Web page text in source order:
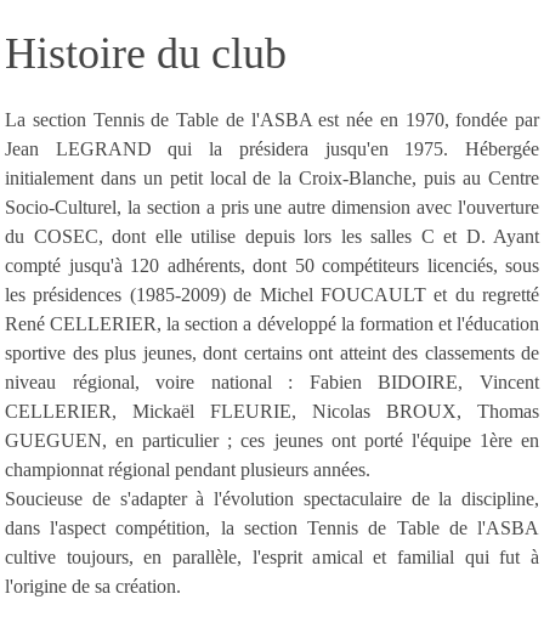
Histoire du club
La section Tennis de Table de l'ASBA est née en 1970, fondée par
Jean LEGRAND qui la présidera jusqu'en 1975. Hébergée
initialement dans un petit local de la Croix-Blanche, puis au Centre
Socio-Culturel, la section a pris une autre dimension avec l'ouverture
du COSEC, dont elle utilise depuis lors les salles C et D. Ayant
compté jusqu'à 120 adhérents, dont 50 compétiteurs licenciés, sous
les présidences (1985-2009) de Michel FOUCAULT et du regretté
René CELLERIER, la section a développé la formation et l'éducation
sportive des plus jeunes, dont certains ont atteint des classements de
niveau régional, voire national : Fabien BIDOIRE, Vincent
CELLERIER, Mickaël FLEURIE, Nicolas BROUX, Thomas
GUEGUEN, en particulier ; ces jeunes ont porté l'équipe 1ère en
championnat régional pendant plusieurs années.
Soucieuse de s'adapter à l'évolution spectaculaire de la discipline,
dans l'aspect compétition, la section Tennis de Table de l'ASBA
cultive toujours, en parallèle, l'esprit amical et familial qui fut à
l'origine de sa création.